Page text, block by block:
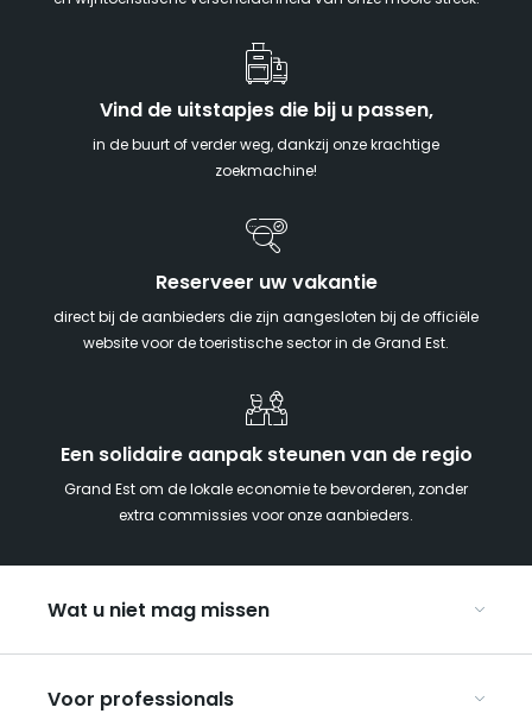
Vind de uitstapjes die bij u passen,
in de buurt of verder weg, dankzij onze krachtige
zoekmachine!
Reserveer uw vakantie
direct bij de aanbieders die zijn aangesloten bij de officiële
website voor de toeristische sector in de Grand Est.
Een solidaire aanpak steunen van de regio
Grand Est om de lokale economie te bevorderen, zonder
extra commissies voor onze aanbieders.
Wat u niet mag missen
Met z’n tweeën
Voor professionals